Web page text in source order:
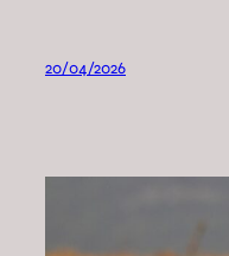
20/04/2026